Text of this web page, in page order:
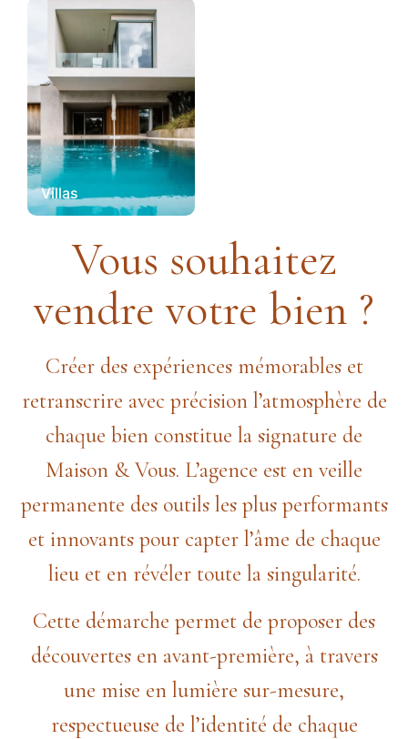
Villas
Vous souhaitez
vendre votre bien ?
Créer des expériences mémorables et
retranscrire avec précision l’atmosphère de
chaque bien constitue la signature de
Maison & Vous. L’agence est en veille
permanente des outils les plus performants
et innovants pour capter l’âme de chaque
lieu et en révéler toute la singularité.
Cette démarche permet de proposer des
découvertes en avant-première, à travers
une mise en lumière sur-mesure,
respectueuse de l’identité de chaque